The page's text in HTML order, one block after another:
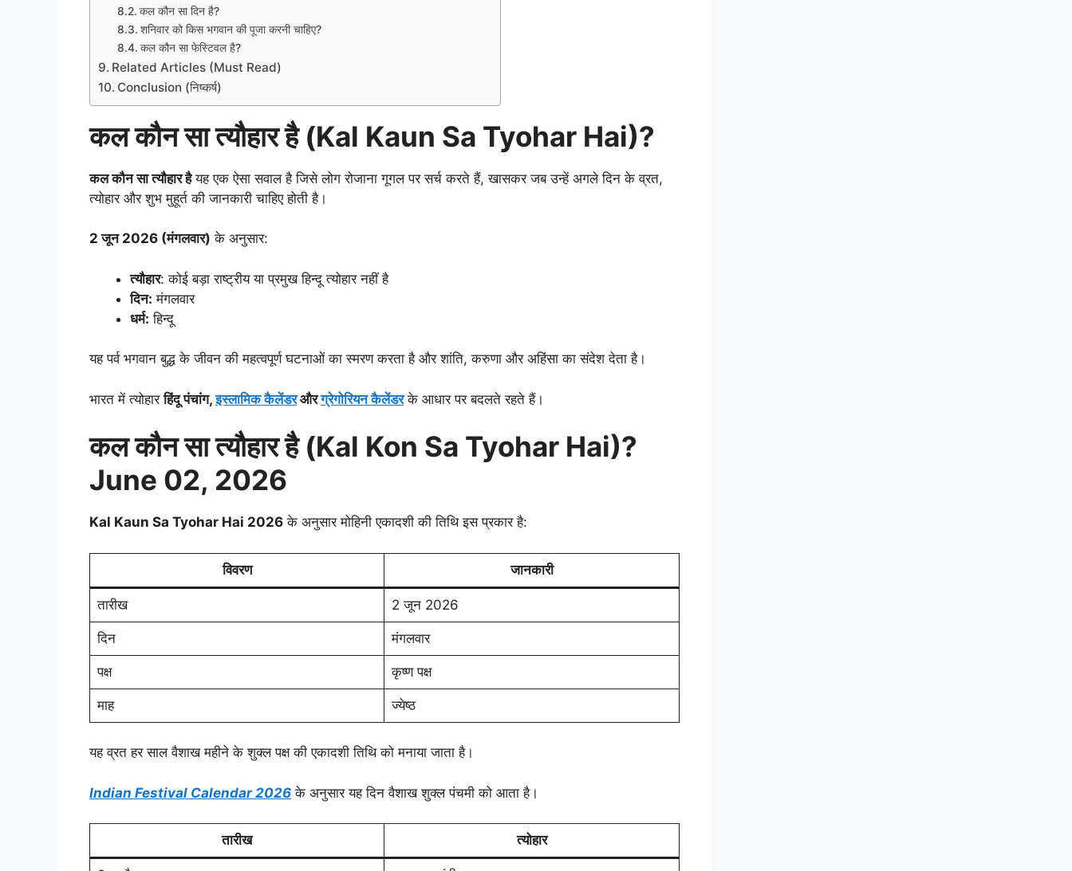
कल कौन सा दिन है?
शनिवार को किस भगवान की पूजा करनी चाहिए?
कल कौन सा फेस्टिवल है?
Related Articles (Must Read)
Conclusion (निष्कर्ष)
कल कौन सा त्यौहार है (Kal Kaun Sa Tyohar Hai)?
कल कौन सा त्यौहार हैयह एक ऐसा सवाल है जिसे लोग रोजाना गूगल पर सर्च करते हैं, खासकर जब उन्हें अगले दिन के व्रत,
त्योहार और शुभ मुहूर्त की जानकारी चाहिए होती है।
2 जून 2026 (मंगलवार) के अनुसार:
त्यौहार: कोई बड़ा राष्ट्रीय या प्रमुख हिन्दू त्योहार नहीं है
दिन: मंगलवार
धर्म: हिन्दू
यह पर्व भगवान बुद्ध के जीवन की महत्वपूर्ण घटनाओं का स्मरण करता है और शांति, करुणा और अहिंसा का संदेश देता है।
भारत में त्योहारहिंदू पंचांग,इस्लामिक कैलेंडरऔरग्रेगोरियन कैलेंडरके आधार पर बदलते रहते हैं।
कल कौन सा त्यौहार है (Kal Kon Sa Tyohar Hai)?
June 02, 2026
Kal Kaun Sa Tyohar Hai 2026 के अनुसार मोहिनी एकादशी की तिथि इस प्रकार है:
विवरण जानकारी
तारीख 2 जून 2026
दिन मंगलवार
पक्ष कृष्ण पक्ष
माह ज्येष्ठ
यह व्रत हर साल वैशाख महीने के शुक्ल पक्ष की एकादशी तिथि को मनाया जाता है।
Indian Festival Calendar 2026 के अनुसार यह दिन वैशाख शुक्ल पंचमी को आता है।
तारीख त्योहार